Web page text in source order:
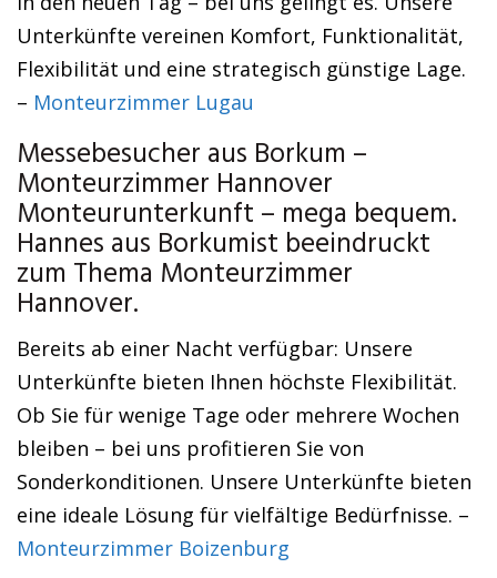
Unterkünfte vereinen Komfort, Funktionalität,
Flexibilität und eine strategisch günstige Lage.
– Monteurzimmer Lugau
Messebesucher aus Borkum –
Monteurzimmer Hannover
Monteurunterkunft – mega bequem.
Hannes aus Borkumist beeindruckt
zum Thema Monteurzimmer
Hannover.
Bereits ab einer Nacht verfügbar: Unsere
Unterkünfte bieten Ihnen höchste Flexibilität.
Ob Sie für wenige Tage oder mehrere Wochen
bleiben – bei uns profitieren Sie von
Sonderkonditionen. Unsere Unterkünfte bieten
eine ideale Lösung für vielfältige Bedürfnisse. –
Monteurzimmer Boizenburg